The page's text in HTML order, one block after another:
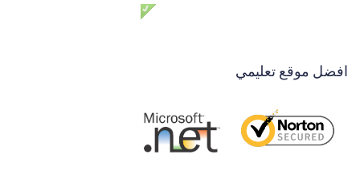
افضل موقع تعليمي